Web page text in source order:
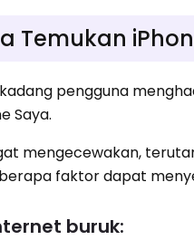
Temukan
pengguna
Saya.
mengecewakan,
faktor dapat
buruk: